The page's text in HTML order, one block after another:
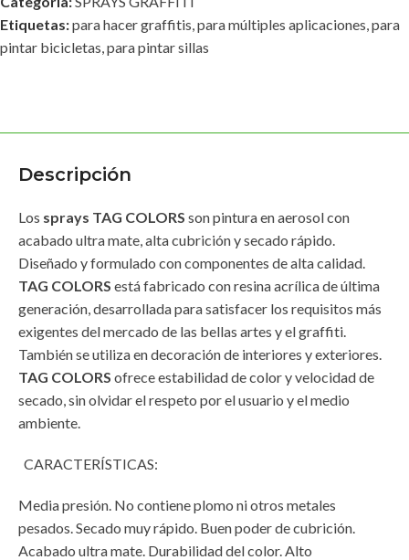
Etiquetas:para hacer graffitis para múltiples aplicaciones para
pintar bicicletas para pintar sillas
Descripción
Los sprays TAG COLORS son pintura en aerosol con
acabado ultra mate, alta cubrición y secado rápido.
Diseñado y formulado con componentes de alta calidad.
TAG COLORS está fabricado con resina acrílica de última
generación, desarrollada para satisfacer los requisitos más
exigentes del mercado de las bellas artes y el graffiti.
También se utiliza en decoración de interiores y exteriores.
TAG COLORS ofrece estabilidad de color y velocidad de
secado, sin olvidar el respeto por el usuario y el medio
ambiente.
CARACTERÍSTICAS:
Media presión. No contiene plomo ni otros metales
pesados. Secado muy rápido. Buen poder de cubrición.
Acabado ultra mate. Durabilidad del color. Alto